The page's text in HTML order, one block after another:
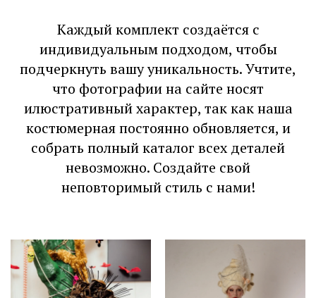
Каждый комплект создаётся с
индивидуальным подходом, чтобы
подчеркнуть вашу уникальность. Учтите,
что фотографии на сайте носят
илюстративный характер, так как наша
костюмерная постоянно обновляется, и
собрать полный каталог всех деталей
невозможно. Создайте свой
неповторимый стиль с нами!